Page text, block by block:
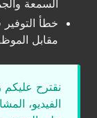
السمعة
خطأ
مقابل
نقترح عليكم
الفيديو،